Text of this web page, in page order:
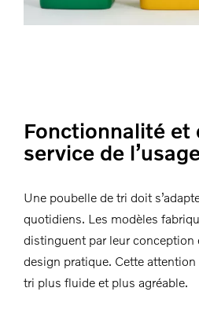
Fonctionnalité et
service de
Une poubelle de tri doit
quotidiens. Les modèles
distinguent par leur conception
design pratique. Cette
tri plus fluide et plus agréable.